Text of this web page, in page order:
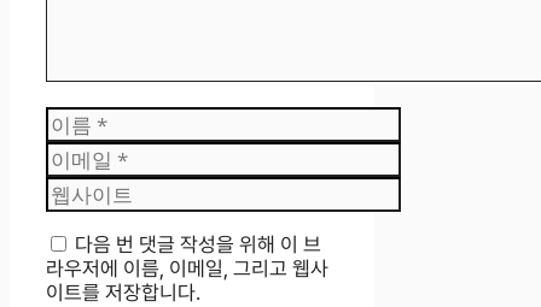
이
름
이
메
일
웹
사
이
트
다음 번 댓글 작성을 위해 이 브
라우저에 이름, 이메일, 그리고 웹사
이트를 저장합니다.